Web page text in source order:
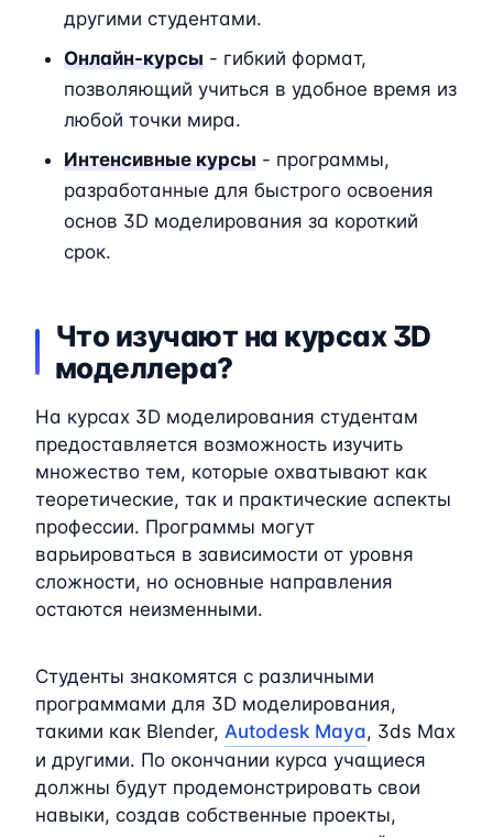
другими студентами.
Онлайн-курсы - гибкий формат,
позволяющий учиться в удобное время из
любой точки мира.
Интенсивные курсы - программы,
разработанные для быстрого освоения
основ 3D моделирования за короткий
срок.
Что изучают на курсах 3D
моделлера?
На курсах 3D моделирования студентам
предоставляется возможность изучить
множество тем, которые охватывают как
теоретические, так и практические аспекты
профессии. Программы могут
варьироваться в зависимости от уровня
сложности, но основные направления
остаются неизменными.
Студенты знакомятся с различными
программами для 3D моделирования,
такими как Blender, Autodesk Maya, 3ds Max
и другими. По окончании курса учащиеся
должны будут продемонстрировать свои
навыки, создав собственные проекты,